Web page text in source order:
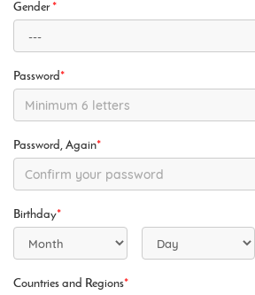
Gender *
Password*
Password, Again*
Birthday*
Countries and Regions*